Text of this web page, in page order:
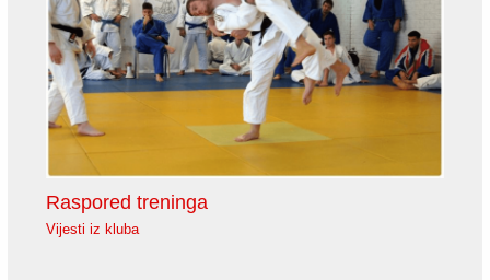
Raspored treninga
Vijesti iz kluba